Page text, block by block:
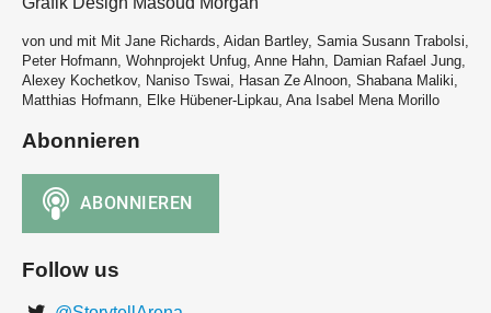
von und mit Mit Jane Richards, Aidan Bartley, Samia Susann Trabolsi,
Peter Hofmann, Wohnprojekt Unfug, Anne Hahn, Damian Rafael Jung,
Alexey Kochetkov, Naniso Tswai, Hasan Ze Alnoon, Shabana Maliki,
Matthias Hofmann, Elke Hübener-Lipkau, Ana Isabel Mena Morillo
Abonnieren
Follow us